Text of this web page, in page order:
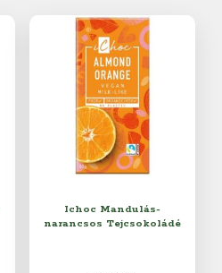
Ichoc Mandulás-
narancsos Tejcsokoládé